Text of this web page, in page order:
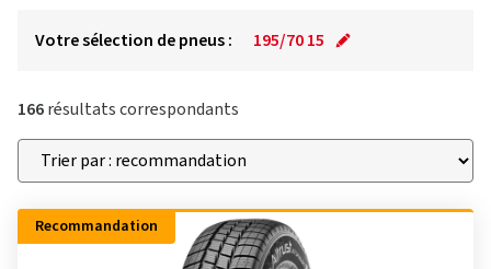
Votre sélection de pneus : 195/70 15
166résultats correspondants
Recommandation